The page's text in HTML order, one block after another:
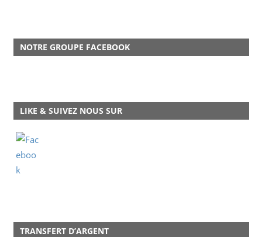
NOTRE GROUPE FACEBOOK
LIKE & SUIVEZ NOUS SUR
TRANSFERT D’ARGENT